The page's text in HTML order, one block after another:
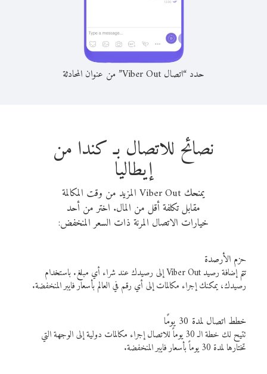
حدد “اتصال Viber Out” من عنوان المحادثة
نصائح للاتصال بـ كندا من
إيطاليا
يمنحك Viber Out المزيد من وقت المكالمة
مقابل تكلفة أقل من المال. اختر من أحد
خيارات الاتصال المرنة ذات السعر المنخفض:
حزم الأرصدة
تتم إضافة رصيد Viber Out إلى رصيدك عند شراء أي مبلغ. باستخدام
رصيدك، يمكنك إجراء مكالمات إلى أي رقم في العالم بأسعار فايبر المنخفضة.
خطط اتصال لمدة 30 يومًا
تتيح لك خطة الـ 30 يوماً للاتصال إجراء مكالمات دولية إلى الوجهة التي
تختارها لمدة 30 يوماً بأسعار فايبر المنخفضة.